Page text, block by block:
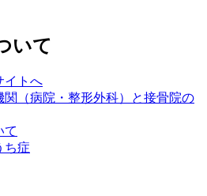
いて
イトへ
関（病院・整形外科）と接骨院の
て
ち症